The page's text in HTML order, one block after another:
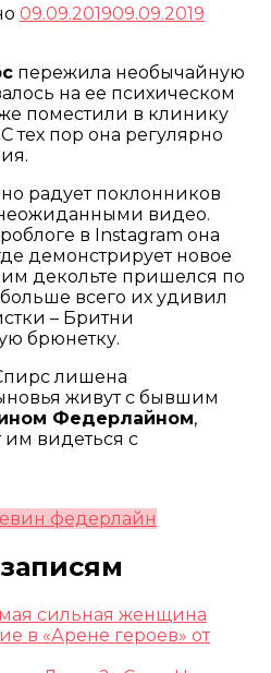
09.09.201909.09.2019
пережила необычайную
на ее психическом
поместили в клинику
тех пор она регулярно
радует поклонников
видео.
в Instagram она
демонстрирует новое
декольте пришелся по
всего их удивил
– Бритни
брюнетку.
лишена
живут с бывшим
Федерлайном,
им видеться с
федерлайн
сильная женщина
в «Арене героев» от